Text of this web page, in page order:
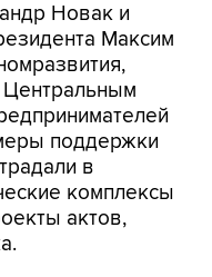
Новак и
Максим
поддержки
в
комплексы
актов,